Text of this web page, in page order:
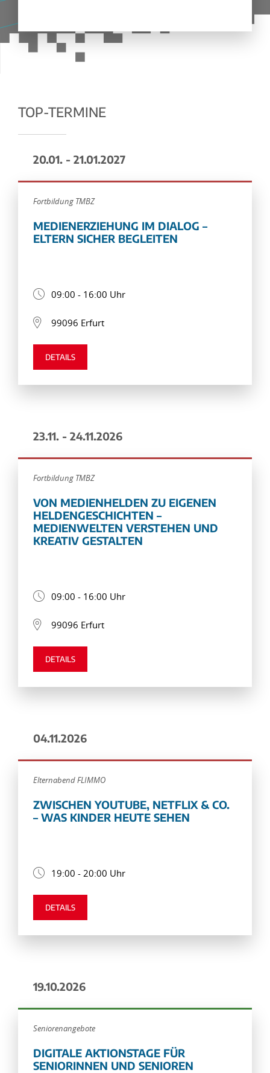
TOP-TERMINE
20.01. - 21.01.2027
Fortbildung TMBZ
MEDIENERZIEHUNG IM DIALOG –
ELTERN SICHER BEGLEITEN
09:00 - 16:00 Uhr
99096 Erfurt
DETAILS
23.11. - 24.11.2026
Fortbildung TMBZ
VON MEDIENHELDEN ZU EIGENEN
HELDENGESCHICHTEN –
MEDIENWELTEN VERSTEHEN UND
KREATIV GESTALTEN
09:00 - 16:00 Uhr
99096 Erfurt
DETAILS
04.11.2026
Elternabend FLIMMO
ZWISCHEN YOUTUBE, NETFLIX & CO.
– WAS KINDER HEUTE SEHEN
19:00 - 20:00 Uhr
DETAILS
19.10.2026
Seniorenangebote
DIGITALE AKTIONSTAGE FÜR
SENIORINNEN UND SENIOREN